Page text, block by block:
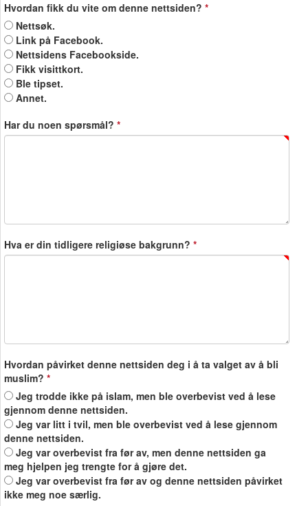
Hvordan fikk du vite om denne nettsiden? *
Nettsøk.
Link på Facebook.
Nettsidens Facebookside.
Fikk visittkort.
Ble tipset.
Annet.
Har du noen spørsmål? *
Hva er din tidligere religiøse bakgrunn? *
Hvordan påvirket denne nettsiden deg i å ta valget av å bli
muslim? *
Jeg trodde ikke på islam, men ble overbevist ved å lese
gjennom denne nettsiden.
Jeg var litt i tvil, men ble overbevist ved å lese gjennom
denne nettsiden.
Jeg var overbevist fra før av, men denne nettsiden ga
meg hjelpen jeg trengte for å gjøre det.
Jeg var overbevist fra før av og denne nettsiden påvirket
ikke meg noe særlig.